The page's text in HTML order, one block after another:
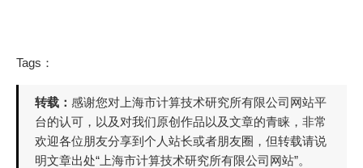
Tags：
转载： 感谢您对上海市计算技术研究所有限公司网站平
台的认可，以及对我们原创作品以及文章的青睐，非常
欢迎各位朋友分享到个人站长或者朋友圈，但转载请说
明文章出处“上海市计算技术研究所有限公司网站”。